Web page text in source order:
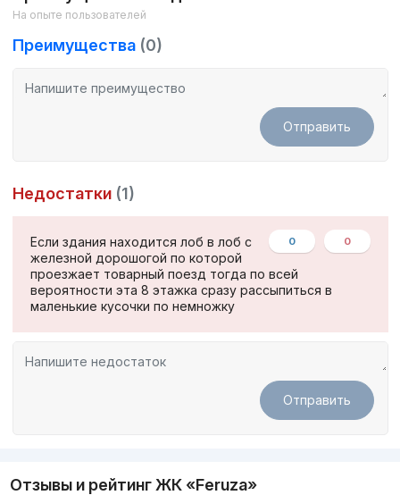
Экобазар.
К покупке доступны 1 и 3-х комнатные квартиры площадью
от 66 до 104 квадратных метров. Все квартиры сдаются с
черновой отделкой и собственными балконами.
Застройщик также предлагает несколько вариантов
На опыте пользователей
Преимущества (0)
Отправить
Недостатки (1)
0
0
Если здания находится лоб в лоб с
железной дорошогой по которой
проезжает товарный поезд тогда по всей
вероятности эта 8 этажка сразу рассыпиться в
маленькие кусочки по немножку
Отправить
Отзывы и рейтинг ЖК «Feruza»